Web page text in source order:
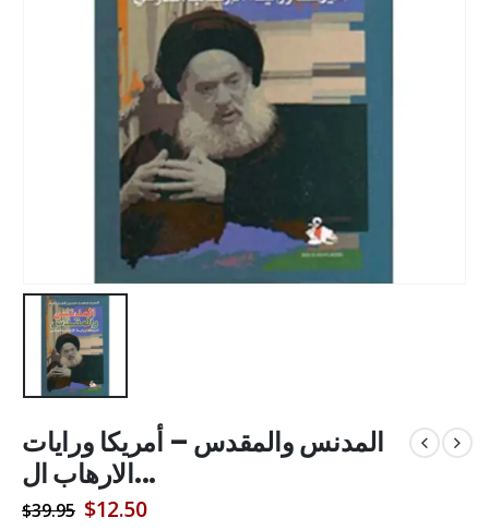
المدنس والمقدس – أمريكا ورايات
الارهاب ال...
$39.95 Original
$12.50Current